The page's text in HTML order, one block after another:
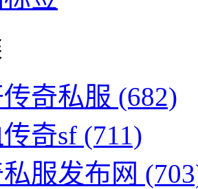
奇私服 (682)
奇sf (711)
服发布网